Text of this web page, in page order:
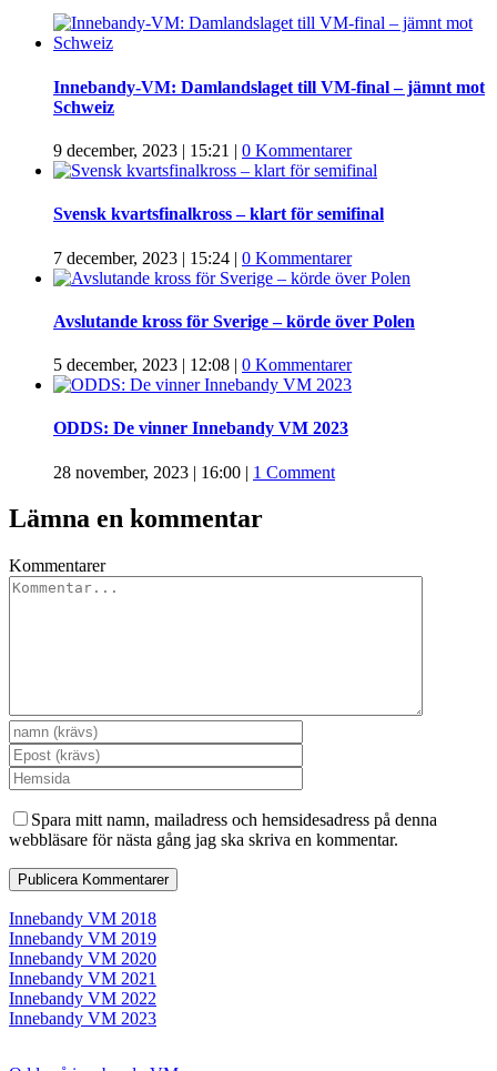
Innebandy-VM: Damlandslaget till VM-final – jämnt mot
Schweiz
9 december, 2023 | 15:21 | 0 Kommentarer
Svensk kvartsfinalkross – klart för semifinal
7 december, 2023 | 15:24 | 0 Kommentarer
Avslutande kross för Sverige – körde över Polen
5 december, 2023 | 12:08 | 0 Kommentarer
ODDS: De vinner Innebandy VM 2023
28 november, 2023 | 16:00 | 1 Comment
Lämna en kommentar
Kommentarer
Spara mitt namn, mailadress och hemsidesadress på denna
webbläsare för nästa gång jag ska skriva en kommentar.
Innebandy VM 2018
Innebandy VM 2019
Innebandy VM 2020
Innebandy VM 2021
Innebandy VM 2022
Innebandy VM 2023